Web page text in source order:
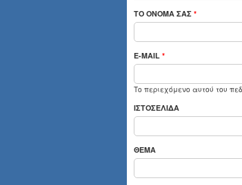
ΤΟ ΌΝΟΜΆ ΣΑΣ *
E-MAIL *
Το περιεχόμενο αυτού του
ΙΣΤΟΣΕΛΊΔΑ
ΘΈΜΑ